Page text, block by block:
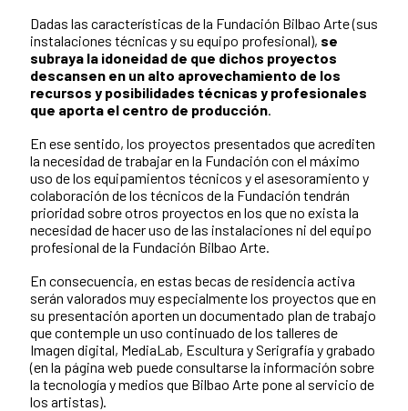
Dadas las características de la Fundación Bilbao Arte (sus
instalaciones técnicas y su equipo profesional), se
subraya la idoneidad de que dichos proyectos
descansen en un alto aprovechamiento de los
recursos y posibilidades técnicas y profesionales
que aporta el centro de producción
En ese sentido, los proyectos presentados que acrediten
la necesidad de trabajar en la Fundación con el máximo
uso de los equipamientos técnicos y el asesoramiento y
colaboración de los técnicos de la Fundación tendrán
prioridad sobre otros proyectos en los que no exista la
necesidad de hacer uso de las instalaciones ni del equipo
profesional de la Fundación Bilbao Arte.
En consecuencia, en estas becas de residencia activa
serán valorados muy especialmente los proyectos que en
su presentación aporten un documentado plan de trabajo
que contemple un uso continuado de los talleres de
Imagen digital, MediaLab, Escultura y Serigrafía y grabado
(en la página web puede consultarse la información sobre
la tecnología y medios que Bilbao Arte pone al servicio de
los artistas).